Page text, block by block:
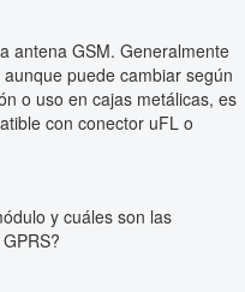
antena GSM. Generalmente
puede cambiar según
o uso en cajas metálicas, es
con conector uFL o
y cuáles son las